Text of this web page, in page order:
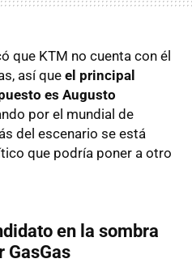
que KTM no cuenta con él
así que el principal
es Augusto
por el mundial de
del escenario se está
que podría poner a otro
en la sombra
GasGas